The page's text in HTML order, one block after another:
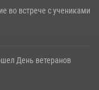
во встрече с учениками
День ветеранов